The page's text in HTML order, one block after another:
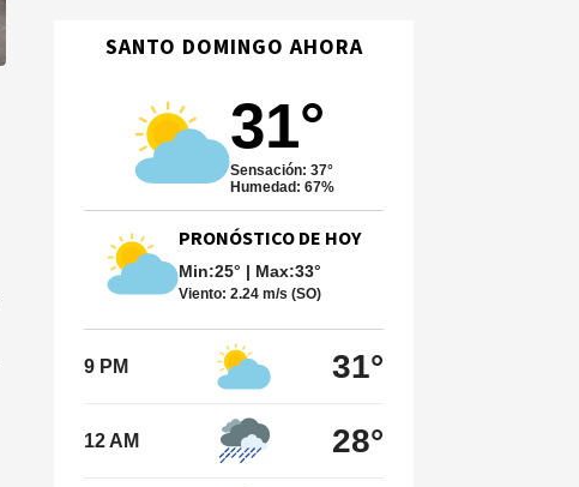
SANTO DOMINGO AHORA
31°
Sensación: 37°
Humedad: 67%
PRONÓSTICO DE HOY
Min:25° | Max:33°
Viento: 2.24 m/s (SO)
9 PM 31°
12 AM 28°